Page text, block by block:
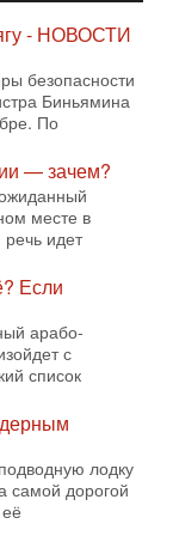
об отмене
на этот
кардинально
когда
деле
Биньямина
Трампом
- НОВОСТИ
безопасности
Биньямина
По
— зачем?
месте в
идет
Если
арабо-
с
список
лодку
самой дорогой